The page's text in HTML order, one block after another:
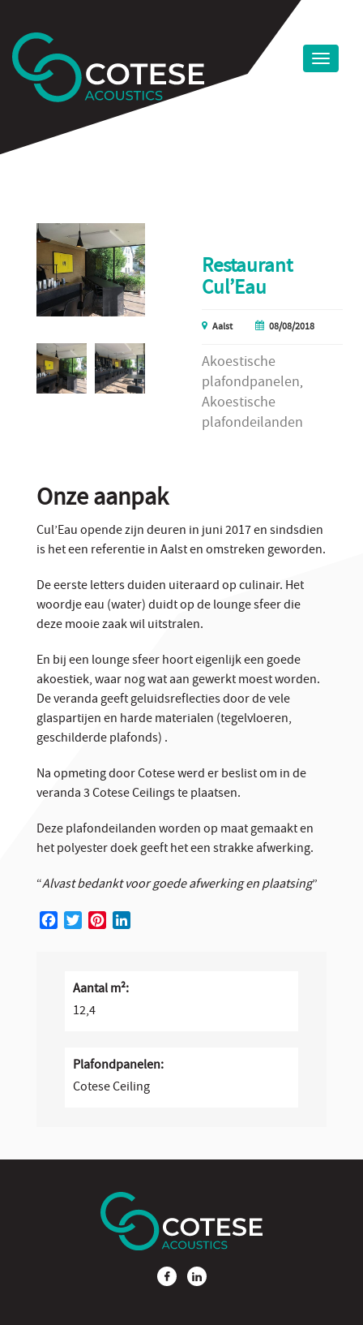
Restaurant
Cul’Eau
Aalst 08/08/2018
Akoestische
plafondpanelen,
Akoestische
plafondeilanden
Onze aanpak
Cul’Eau opende zijn deuren in juni 2017 en sindsdien
is het een referentie in Aalst en omstreken geworden.
De eerste letters duiden uiteraard op culinair. Het
woordje eau (water) duidt op de lounge sfeer die
deze mooie zaak wil uitstralen.
En bij een lounge sfeer hoort eigenlijk een goede
akoestiek, waar nog wat aan gewerkt moest worden.
De veranda geeft geluidsreflecties door de vele
glaspartijen en harde materialen (tegelvloeren,
geschilderde plafonds) .
Na opmeting door Cotese werd er beslist om in de
veranda 3 Cotese Ceilings te plaatsen.
Deze plafondeilanden worden op maat gemaakt en
het polyester doek geeft het een strakke afwerking.
“Alvast bedankt voor goede afwerking en plaatsing”
FacebookTwitterPinterest
Aantal m²:
12,4
Plafondpanelen:
Cotese Ceiling